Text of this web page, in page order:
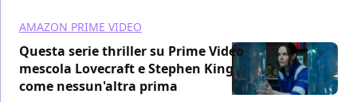
AMAZON PRIME VIDEO
Questa serie thriller su Prime Video
mescola Lovecraft e Stephen King
come nessun'altra prima